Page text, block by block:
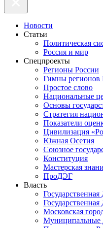
Новости
Статьи
Политическая
Россия и мир
Спецпроекты
Регионы России
Гимны регионов
Простое слово
Национальные
Основы
Стратегия
Показатели
Цивилизация
Южная Осетия
Союзное
Конституция
Мастерская
ПроДЭГ
Власть
Государственная
Московская
Муниципальные